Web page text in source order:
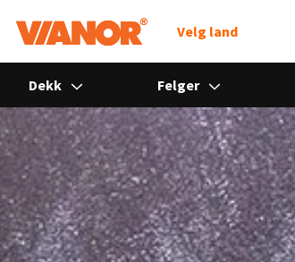
Velg land
Dekk Felger